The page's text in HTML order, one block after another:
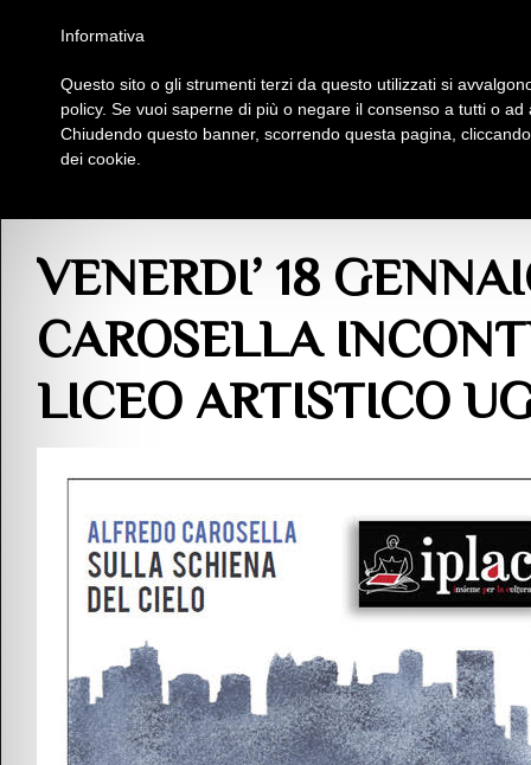
Insieme Per La Cultura
VENERDI’ 18
CAROSELLA
LICEO ARTISTICO
Informativa
Questo sito o gli strumenti terzi da questo utilizzati si
policy. Se vuoi saperne di più o negare il consenso a tutti o
Chiudendo questo banner, scorrendo questa pagina,
dei cookie.